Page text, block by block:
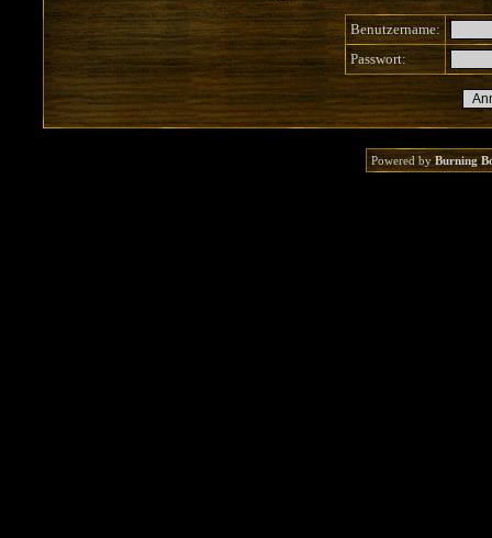
Benutzername:
Passwort:
Powered byBurning